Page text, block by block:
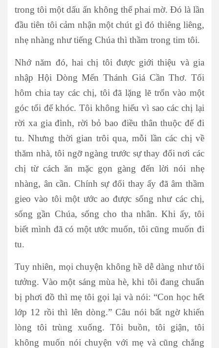
trong tôi một dấu ấn không thể phai mờ. Đó là lần
đầu tiên tôi cảm nhận một chút gì đó thiêng liêng,
nhẹ nhàng như tiếng Chúa thì thầm trong tim tôi.
Nhớ năm đó, hai chị tôi được giới thiệu và gia
nhập Hội Dòng Mến Thánh Giá Cần Thơ. Tối
hôm chia tay các chị, tôi đã lặng lẽ trốn vào một
góc tối để khóc. Tôi không hiểu vì sao các chị lại
rời xa gia đình, rời bỏ bao điều thân thuộc để đi
tu. Nhưng thời gian trôi qua, mỗi lần các chị về
thăm nhà, tôi ngỡ ngàng trước sự thay đổi nơi các
chị từ cách ăn mặc gọn gàng đến lời nói nhẹ
nhàng, ân cần. Chính sự đổi thay ấy đã âm thầm
gieo vào tôi một ước ao được sống như các chị,
sống gần Chúa, sống cho tha nhân. Khi ấy, tôi
biết mình đã có một ước muốn, tôi cũng muốn đi
tu.
Tuy nhiên, mọi chuyện không hề dễ dàng như tôi
tưởng. Vào một sáng mùa hè, khi tôi đang chuẩn
bị phơi đồ thì mẹ tôi gọi lại và nói: “Con học hết
lớp 12 rồi thì lên dòng.” Câu nói bất ngờ khiến
lòng tôi trùng xuống. Tôi buồn, tôi giận, tôi
không muốn nói chuyện với mẹ và cũng chẳng